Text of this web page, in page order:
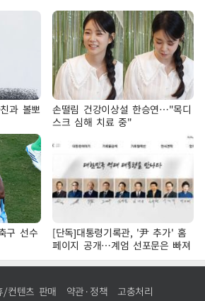
과 볼뽀
손떨림 건강이상설 한승연…"목디
스크 심해 치료 중"
구 선수
[단독]대통령기록관, '尹 추가' 홈
페이지 공개…계엄 선포문은 빠져
/컨텐츠 판매 약관·정책 고충처리